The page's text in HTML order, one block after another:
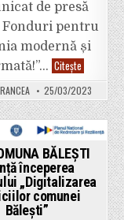
Comuna
Bolotești
și
Comuna
Țifești,
Vrancea”
de presă
Fonduri pentru
modernă și
Citește Primăria
Bordești
anunță
semnarea
de
finanțare
pentru
proiectul
format
GIS
25/03/2023
BĂLEȘTI
începerea
„Digitalizarea
comunei
Bălești”